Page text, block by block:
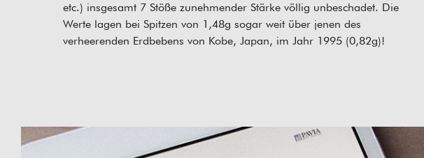
etc.) insgesamt 7 Stöße zunehmender Stärke völlig unbeschadet. Die
Werte lagen bei Spitzen von 1,48g sogar weit über jenen des
verheerenden Erdbebens von Kobe, Japan, im Jahr 1995 (0,82g)!